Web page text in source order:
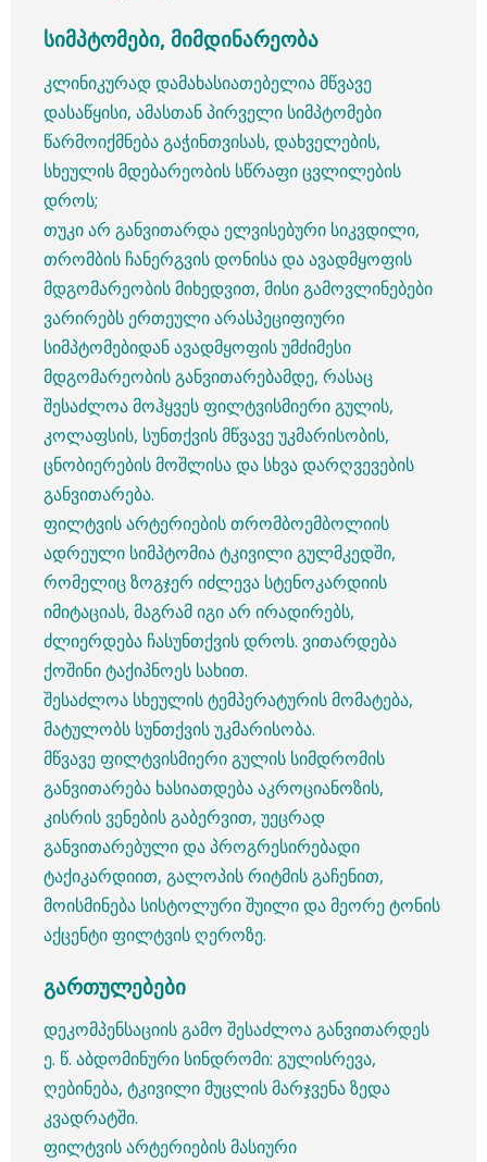
სიმპტომები, მიმდინარეობა
კლინიკურად დამახასიათებელია მწვავე
დასაწყისი, ამასთან პირველი სიმპტომები
წარმოიქმნება გაჭინთვისას, დახველების,
სხეულის მდებარეობის სწრაფი ცვლილების
დროს;
თუკი არ განვითარდა ელვისებური სიკვდილი,
თრომბის ჩანერგვის დონისა და ავადმყოფის
მდგომარეობის მიხედვით, მისი გამოვლინებები
ვარირებს ერთეული არასპეციფიური
სიმპტომებიდან ავადმყოფის უმძიმესი
მდგომარეობის განვითარებამდე, რასაც
შესაძლოა მოჰყვეს ფილტვისმიერი გულის,
კოლაფსის, სუნთქვის მწვავე უკმარისობის,
ცნობიერების მოშლისა და სხვა დარღვევების
განვითარება.
ფილტვის არტერიების თრომბოემბოლიის
ადრეული სიმპტომია ტკივილი გულმკედში,
რომელიც ზოგჯერ იძლევა სტენოკარდიის
იმიტაციას, მაგრამ იგი არ ირადირებს,
ძლიერდება ჩასუნთქვის დროს. ვითარდება
ქოშინი ტაქიპნოეს სახით.
შესაძლოა სხეულის ტემპერატურის მომატება,
მატულობს სუნთქვის უკმარისობა.
მწვავე ფილტვისმიერი გულის სიმდრომის
განვითარება ხასიათდება აკროციანოზის,
კისრის ვენების გაბერვით, უეცრად
განვითარებული და პროგრესირებადი
ტაქიკარდიით, გალოპის რიტმის გაჩენით,
მოისმინება სისტოლური შუილი და მეორე ტონის
აქცენტი ფილტვის ღეროზე.
გართულებები
დეკომპენსაციის გამო შესაძლოა განვითარდეს
ე. წ. აბდომინური სინდრომი: გულისრევა,
ღებინება, ტკივილი მუცლის მარჯვენა ზედა
კვადრატში.
ფილტვის არტერიების მასიური